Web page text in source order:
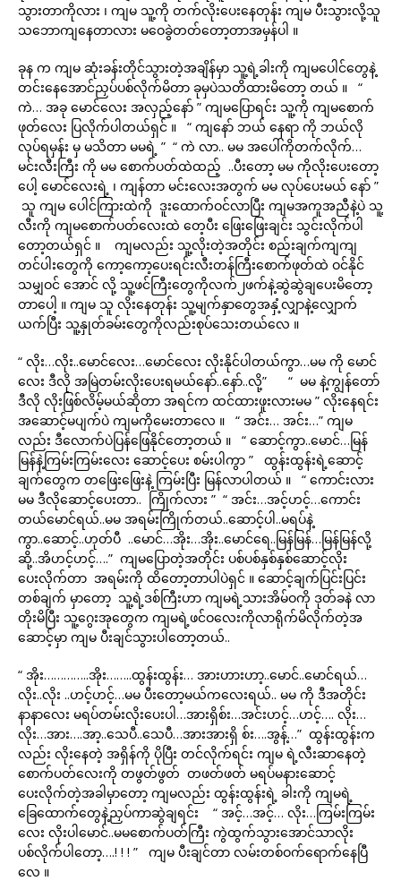
သွားတာကိုလား ၊ ကျမ သူ့ကို တက်လိုးပေးနေတုန်း ကျမ ပီးသွားလို့သူ
သဘောကျနေတာလား မဝေခွဲတတ်တော့တာအမှန်ပါ ။
ခုန က ကျမ ဆုံးခန်းတိုင်သွားတဲ့အချိန်မှာ သူ့ရဲ့ခါးကို ကျမပေါင်တွေနဲ့
တင်းနေအောင်ညှပ်ပစ်လိုက်မိတာ ခုမှပဲသတိထားမိတော့ တယ် ။ “
ကဲ… အခု မောင်လေး အလှည့်နော် ” ကျမပြောရင်း သူ့ကို ကျမစောက်
ဖုတ်လေး ပြလိုက်ပါတယ်ရှင် ။ “ ကျနော် ဘယ် နေရာ ကို ဘယ်လို
လုပ်ရမှန်း မှ မသိတာ မမရဲ့ ” “ ကဲ လာ.. မမ အပေါ်ကိုတက်လိုက်…
မင်းလီးကြီး ကို မမ စောက်ပတ်ထဲထည့် ..ပီးတော့ မမ ကိုလိုးပေးတော့
ပေါ့ မောင်လေးရဲ့ ၊ ကျန်တာ မင်းလေးအတွက် မမ လုပ်ပေးမယ် နော် ”
သူ ကျမ ပေါင်ကြားထဲကို ဒူးထောက်ဝင်လာပြီး ကျမအကူအညီနဲ့ပဲ သူ့
လီးကို ကျမစောက်ပတ်လေးထဲ တေ့ပီး ဖြေးဖြေးချင်း သွင်းလိုက်ပါ
တော့တယ်ရှင် ။ ကျမလည်း သူ့လိုးတဲ့အတိုင်း စည်းချက်ကျကျ
တင်ပါးတွေကို ကော့ကော့ပေးရင်းလီးတန်ကြီးစောက်ဖုတ်ထဲ ဝင်နိုင်
သမျှဝင် အောင် လို့ သူ့ဖင်ကြီးတွေကိုလက်၂ဖက်နဲ့ဆွဲဆွဲချပေးမိတော့
တာပေါ့ ။ ကျမ သူ လိုးနေတုန်း သူ့မျက်နှာတွေအနှံ့လျှာနဲ့လျှောက်
ယက်ပြီး သူ့နှုတ်ခမ်းတွေကိုလည်းစုပ်သေးတယ်လေ ။
“ လိုး…လိုး..မောင်လေး…မောင်လေး လိုးနိုင်ပါတယ်ကွာ…မမ ကို မောင်
လေး ဒီလို အမြဲတမ်းလိုးပေးရမယ်နော်..နော်..လို့” “ မမ နဲ့ကျွန်တော်
ဒီလို လိုးဖြစ်လိမ့်မယ်ဆိုတာ အရင်က ထင်ထားဖူးလားမမ ” လိုးနေရင်း
အဆောင့်မပျက်ပဲ ကျမကိုမေးတာလေ ။ “ အင်း… အင်း…” ကျမ
လည်း ဒီလောက်ပဲပြန်ဖြေနိုင်တော့တယ် ။ “ ဆောင့်ကွာ..မောင်…မြန်
မြန်နဲ့ကြမ်းကြမ်းလေး ဆောင့်ပေး စမ်းပါကွာ ” ထွန်းထွန်းရဲ့ဆောင့်
ချက်တွေက တဖြေးဖြေးနဲ့ ကြမ်းပြီး မြန်လာပါတယ် ။ “ ကောင်းလား
မမ ဒီလိုဆောင့်ပေးတာ.. ကြိုက်လား ” “ အင်း…အင့်ဟင့်…ကောင်း
တယ်မောင်ရယ်..မမ အရမ်းကြိုက်တယ်..ဆောင့်ပါ..မရပ်နဲ့
ကွာ..ဆောင့်..ဟုတ်ပီ ..မောင်…အိုး…အိုး..မောင်ရေ..မြန်မြန်…မြန်မြန်လို့
ဆို့..အိဟင့်ဟင့်….” ကျမပြောတဲ့အတိုင်း ပစ်ပစ်နှစ်နှစ်ဆောင့်လိုး
ပေးလိုက်တာ အရမ်းကို ထိတော့တာပါပဲရှင် ။ ဆောင့်ချက်ပြင်းပြင်း
တစ်ချက် မှာတော့ သူ့ရဲ့ဒစ်ကြီးဟာ ကျမရဲ့သားအိမ်ဝကို ဒုတ်ခနဲ လာ
တိုးမိပြီး သူ့ဂွေးအုတွေက ကျမရဲ့ဖင်ဝလေးကိုလာရိုက်မိလိုက်တဲ့အ
ဆောင့်မှာ ကျမ ပီးချင်သွားပါတော့တယ်..
“ အိုး…………..အိုး……..ထွန်းထွန်း… အားဟားဟာ့..မောင်..မောင်ရယ်…
လိုး..လိုး ..ဟင့်ဟင့်…မမ ပီးတော့မယ်ကလေးရယ်.. မမ ကို ဒီအတိုင်း
နာနာလေး မရပ်တမ်းလိုးပေးပါ…အားရှိစ်း…အင်းဟင့်…ဟင့်…. လိုး…
လိုး…အား….အာ့..သေပီ..သေပီ…အားအားရှိ စ်း….အွန့်…” ထွန်းထွန်းက
လည်း လိုးနေတဲ့ အရှိန်ကို ပိုပြီး တင်လိုက်ရင်း ကျမ ရဲ့လီးဆာနေတဲ့
စောက်ပတ်လေးကို တဖွတ်ဖွတ် တဖတ်ဖတ် မရပ်မနားဆောင့်
ပေးလိုက်တဲ့အခါမှာတော့ ကျမလည်း ထွန်းထွန်းရဲ့ ခါးကို ကျမရဲ့
ခြေထောက်တွေနဲ့ညှပ်ကာဆွဲချရင်း “ အင့်…အင့်… လိုး…ကြမ်းကြမ်း
လေး လိုးပါမောင်..မမစောက်ပတ်ကြီး ကွဲထွက်သွားအောင်သာလိုး
ပစ်လိုက်ပါတော့….! ! ! ” ကျမ ပီးချင်တာ လမ်းတစ်ဝက်ရောက်နေပြီ
လေ ။